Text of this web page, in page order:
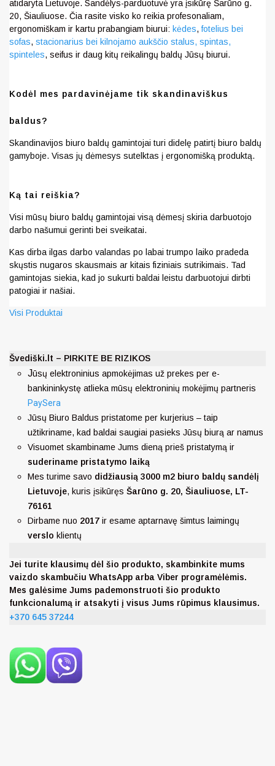
atidaryta Lietuvoje. Sandėlys-parduotuvė yra įsikūrę Šarūno g.
20, Šiauliuose. Čia rasite visko ko reikia profesonaliam,
ergonomiškam ir kartu prabangiam biurui: kėdes,fotelius bei
sofas, stacionarius bei kilnojamo aukščio stalus, spintas,
spinteles, seifus ir daug kitų reikalingų baldų Jūsų biurui.
Kodėl mes pardavinėjame tik skandinaviškus
baldus?
Skandinavijos biuro baldų gamintojai turi didelę patirtį biuro baldų
gamyboje. Visas jų dėmesys sutelktas į ergonomišką produktą.
Ką tai reiškia?
Visi mūsų biuro baldų gamintojai visą dėmesį skiria darbuotojo
darbo našumui gerinti bei sveikatai.
Kas dirba ilgas darbo valandas po labai trumpo laiko pradeda
skųstis nugaros skausmais ar kitais fiziniais sutrikimais. Tad
gamintojas siekia, kad jo sukurti baldai leistu darbuotojui dirbti
patogiai ir našiai.
Visi Produktai
Švediški.lt – PIRKITE BE RIZIKOS
Jūsų elektroninius apmokėjimas už prekes per e-
bankininkystę atlieka mūsų elektroninių mokėjimų partneris
PaySera
Jūsų Biuro Baldus pristatome per kurjerius – taip
užtikriname, kad baldai saugiai pasieks Jūsų biurą ar namus
Visuomet skambiname Jums dieną prieš pristatymą ir
suderiname pristatymo laiką
Mes turime savo didžiausią 3000 m2 biuro baldų sandėlį
Lietuvoje, kuris įsikūręs Šarūno g. 20, Šiauliuose, LT-
76161
Dirbame nuo 2017 ir esame aptarnavę šimtus laimingų
verslo klientų
Jei turite klausimų dėl šio produkto, skambinkite mums
vaizdo skambučiu WhatsApp arba Viber programėlėmis.
Mes galėsime Jums pademonstruoti šio produkto
funkcionalumą ir atsakyti į visus Jums rūpimus klausimus.
+370 645 37244